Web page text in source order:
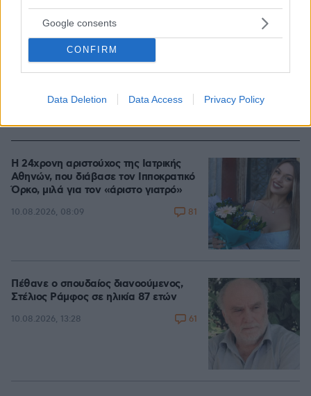
Google consents
CONFIRM
Data Deletion Data Access Privacy Policy
«Δεν ήταν κοντά στο παιδί και πριν έναν μήνα το
είχε αφήσει ξανά μόνο» ισχυρίζεται ο ιδιοκτήτης
του beach bar για τον πατέρα του 4χρονου στην
Πάρο
10.08.2026, 12:21
Η 24χρονη αριστούχος της Ιατρικής
Αθηνών, που διάβασε τον Ιπποκρατικό
Όρκο, μιλά για τον «άριστο γιατρό»
10.08.2026, 08:09 81
Πέθανε ο σπουδαίος διανοούμενος,
Στέλιος Ράμφος σε ηλικία 87 ετών
10.08.2026, 13:28 61